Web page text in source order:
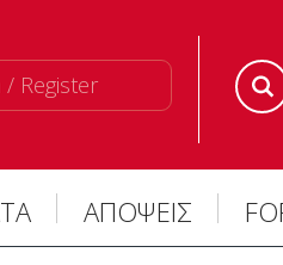
/ Register
ΑΠΟΨΕΙΣ